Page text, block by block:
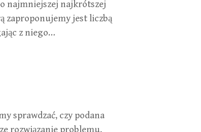
najmniejszej najkrótszej
zaproponujemy jest liczbą
z niego…
sprawdzać, czy podana
rozwiązanie problemu,